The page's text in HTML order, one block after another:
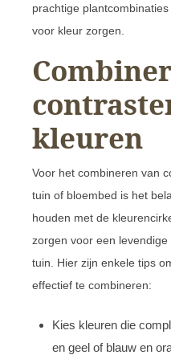
prachtige
voor kleur zorgen.
kleuren
Voor het combineren van
tuin of bloembed is het
houden met de
zorgen voor een
tuin. Hier zijn enkele tips
effectief te combineren:
Kies kleuren die
en geel of blauw en